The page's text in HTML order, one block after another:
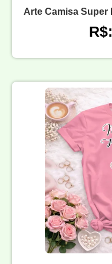
Arte Camisa Super